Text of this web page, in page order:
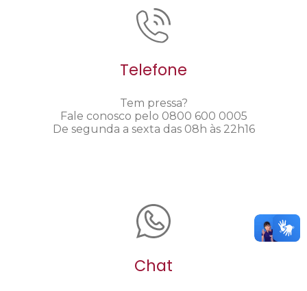
Telefone
Tem pressa?
Fale conosco pelo 0800 600 0005
De segunda a sexta das 08h às 22h16
Chat